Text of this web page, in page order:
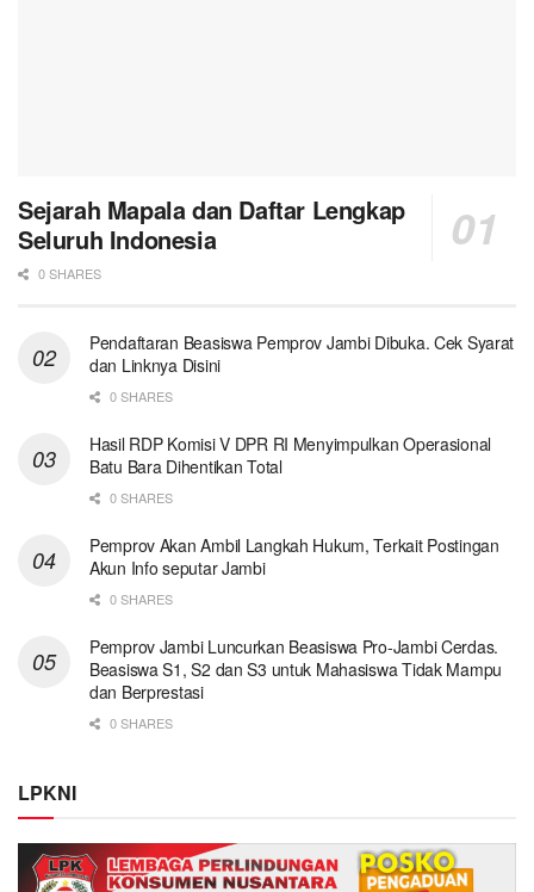
Sejarah Mapala dan Daftar Lengkap
Seluruh Indonesia
0 SHARES
Pendaftaran Beasiswa Pemprov Jambi Dibuka. Cek Syarat
dan Linknya Disini
0 SHARES
Hasil RDP Komisi V DPR RI Menyimpulkan Operasional
Batu Bara Dihentikan Total
0 SHARES
Pemprov Akan Ambil Langkah Hukum, Terkait Postingan
Akun Info seputar Jambi
0 SHARES
Pemprov Jambi Luncurkan Beasiswa Pro-Jambi Cerdas.
Beasiswa S1, S2 dan S3 untuk Mahasiswa Tidak Mampu
dan Berprestasi
0 SHARES
LPKNI